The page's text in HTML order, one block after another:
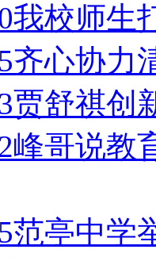
我校师生
齐心协力
贾舒祺创
峰哥说
范亭中学